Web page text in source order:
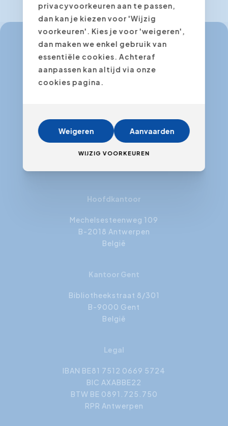
info@expertacademy.be
+32 3 235 32 49
FacebookInstagramLinkedIn
Hoofdkantoor
Mechelsesteenweg 109
B-2018 Antwerpen
België
Kantoor Gent
Bibliotheekstraat 8/301
B-9000 Gent
België
Legal
IBAN BE81 7512 0669 5724
BIC AXABBE22
BTW BE 0891.725.750
RPR Antwerpen
privacyvoorkeuren aan te passen,
dan kan je kiezen voor 'Wijzig
voorkeuren'. Kies je voor 'weigeren',
dan maken we enkel gebruik van
essentiële cookies. Achteraf
aanpassen kan altijd via onze
cookies pagina.
Weigeren Aanvaarden
WIJZIG VOORKEUREN